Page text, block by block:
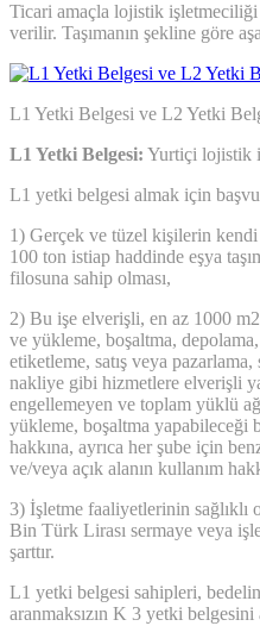
Ticari amaçla lojistik
verilir. Taşımanın şekline göre
L1 Yetki Belgesi ve L2 Yetki
L1 Yetki Belgesi: Yurtiçi lojistik
L1 yetki belgesi almak için
1) Gerçek ve tüzel kişilerin kendi
100 ton istiap haddinde eşya
filosuna sahip olması,
2) Bu işe elverişli, en az 1000
ve yükleme, boşaltma,
etiketleme, satış veya pazarlama,
nakliye gibi hizmetlere elverişli
engellemeyen ve toplam yüklü
yükleme, boşaltma yapabileceği
hakkına, ayrıca her şube için
ve/veya açık alanın kullanım
3) İşletme faaliyetlerinin
Bin Türk Lirası sermaye veya
şarttır.
L1 yetki belgesi sahipleri,
aranmaksızın K 3 yetki belgesini